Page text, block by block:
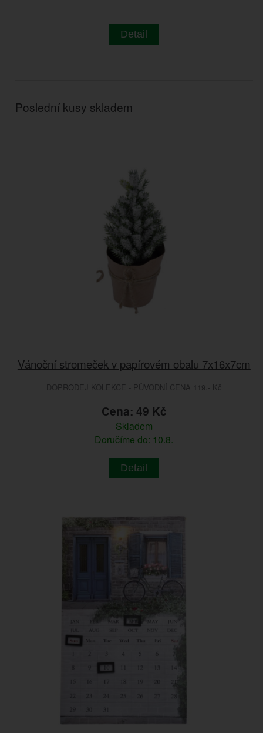
Detail
Poslední kusy skladem
Vánoční stromeček v papírovém obalu 7x16x7cm
DOPRODEJ KOLEKCE - PŮVODNÍ CENA 119.- Kč
Cena: 49 Kč
Skladem
Doručíme do: 10.8.
Detail